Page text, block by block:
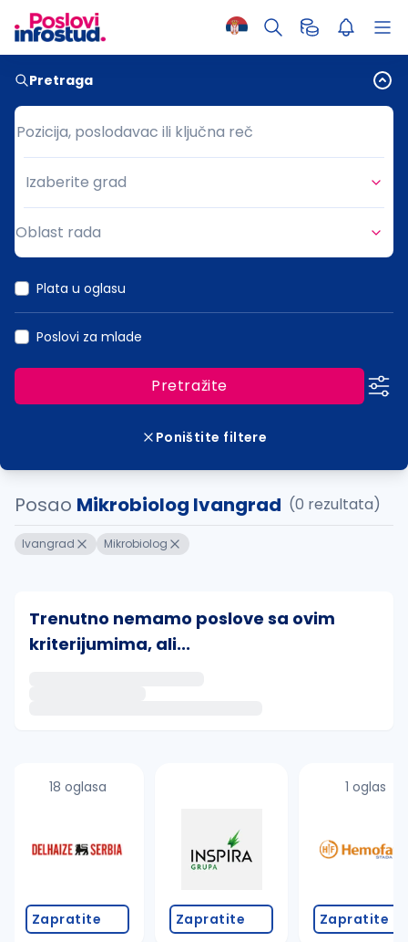
Pretraga
Pozicija, poslodavac ili ključna reč
Pozicija, poslodavac ili ključna reč
Grad
Izaberite grad
Oblast rada
Plata u oglasu
Poslovi za mlade
Pretražite
Poništite filtere
Posao Mikrobiolog Ivangrad (0 rezultata)
Ivangrad Mikrobiolog
Trenutno nemamo poslove sa ovim
kriterijumima, ali...
proverite pravopisne greške (koristite č, ć, š, đ,
promenite odabrane filtere pretrage
18 oglasa
Zapratite Zapratite
1 oglas
Zapratite